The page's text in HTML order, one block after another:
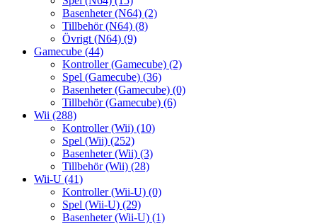
Basenheter (N64) (2)
Tillbehör (N64) (8)
Övrigt (N64) (9)
Gamecube (44)
Kontroller (Gamecube) (2)
Spel (Gamecube) (36)
Basenheter (Gamecube) (0)
Tillbehör (Gamecube) (6)
Wii (288)
Kontroller (Wii) (10)
Spel (Wii) (252)
Basenheter (Wii) (3)
Tillbehör (Wii) (28)
Wii-U (41)
Kontroller (Wii-U) (0)
Spel (Wii-U) (29)
Basenheter (Wii-U) (1)